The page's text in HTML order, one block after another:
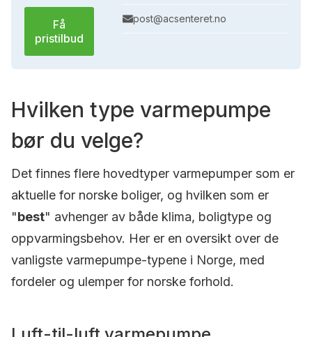
Få
pristilbud
post@acsenteret.no
Hvilken type varmepumpe
bør du velge?
Det finnes flere hovedtyper varmepumper som er
aktuelle for norske boliger, og hvilken som er
"best" avhenger av både klima, boligtype og
oppvarmingsbehov. Her er en oversikt over de
vanligste varmepumpe-typene i Norge, med
fordeler og ulemper for norske forhold.